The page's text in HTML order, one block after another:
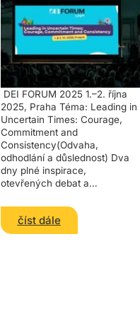
DEI FORUM 2025 1.–2. října
2025, Praha Téma: Leading in
Uncertain Times: Courage,
Commitment and
Consistency(Odvaha,
odhodlání a důslednost) Dva
dny plné inspirace,
otevřených debat a
leadership v nejistotě.DEI
FORUM by OPIM 2025
propojilo strategické vhledy,
číst dále